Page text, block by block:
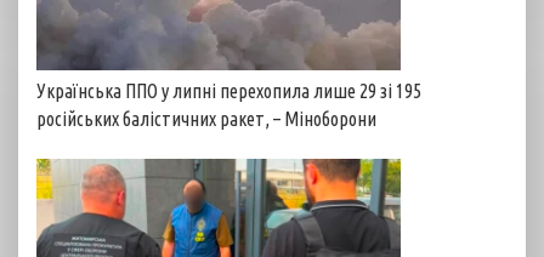
Українська ППО у липні перехопила лише 29 зі 195
російських балістичних ракет, – Міноборони